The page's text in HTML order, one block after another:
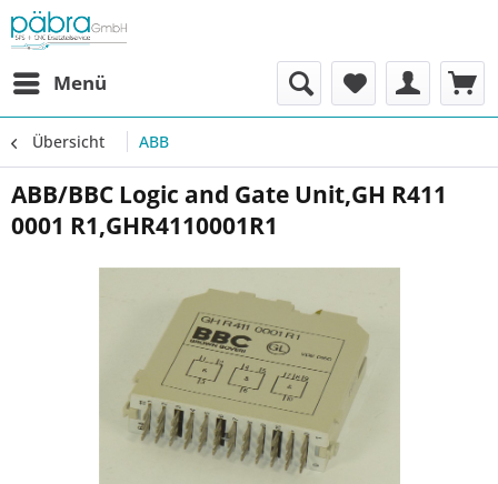
Menü
Übersicht ABB
ABB/BBC Logic and Gate Unit,GH R411
0001 R1,GHR4110001R1